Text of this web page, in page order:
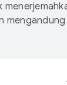
mengandung